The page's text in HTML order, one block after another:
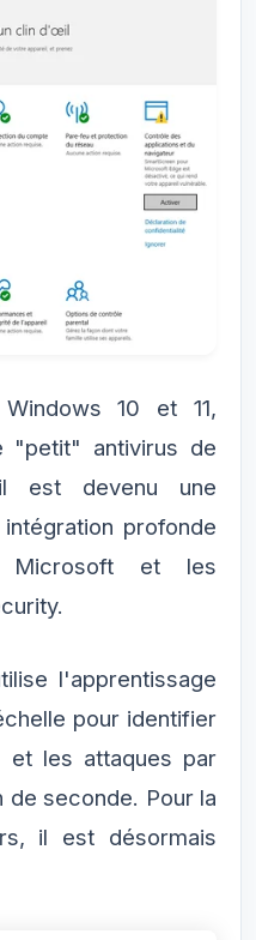
10 et 11,
"petit" antivirus de
est devenu une
profonde
et les
l'apprentissage
pour identifier
et les attaques par
de seconde. Pour la
il est désormais